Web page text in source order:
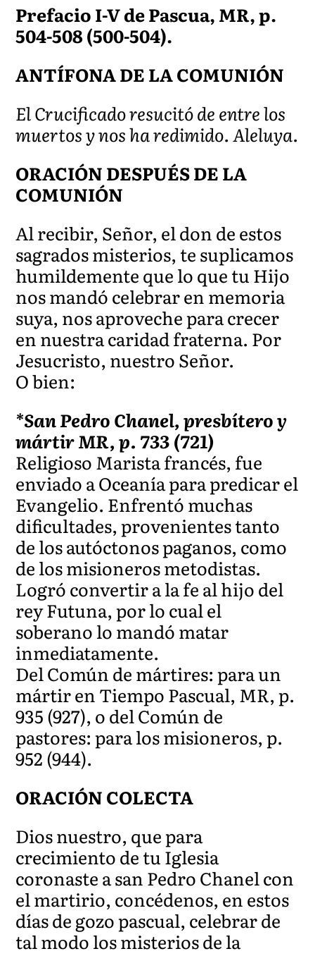
Prefacio I-V de Pascua, MR, p.
504-508 (500-504).
ANTÍFONA DE LA COMUNIÓN
El Crucificado resucitó de entre los
muertos y nos ha redimido. Aleluya.
ORACIÓN DESPUÉS DE LA
COMUNIÓN
Al recibir, Señor, el don de estos
sagrados misterios, te suplicamos
humildemente que lo que tu Hijo
nos mandó celebrar en memoria
suya, nos aproveche para crecer
en nuestra caridad fraterna. Por
Jesucristo, nuestro Señor.
O bien:
*San Pedro Chanel, presbítero y
mártir MR, p. 733 (721)
Religioso Marista francés, fue
enviado a Oceanía para predicar el
Evangelio. Enfrentó muchas
dificultades, provenientes tanto
de los autóctonos paganos, como
de los misioneros metodistas.
Logró convertir a la fe al hijo del
rey Futuna, por lo cual el
soberano lo mandó matar
inmediatamente.
Del Común de mártires: para un
mártir en Tiempo Pascual, MR, p.
935 (927), o del Común de
pastores: para los misioneros, p.
952 (944).
ORACIÓN COLECTA
Dios nuestro, que para
crecimiento de tu Iglesia
coronaste a san Pedro Chanel con
el martirio, concédenos, en estos
días de gozo pascual, celebrar de
tal modo los misterios de la